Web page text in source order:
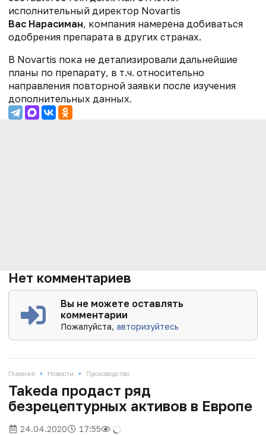
исполнительный директор Novartis
Вас Нарасиман, компания намерена добиваться
одобрения препарата в других странах.
В Novartis пока не детализировали дальнейшие
планы по препарату, в т.ч. относительно
направления повторной заявки после изучения
дополнительных данных.
Нет комментариев
Вы не можете оставлять
комментарии
Пожалуйста,авторизуйтесь
Главная • Новости • Производство
Takeda продаст ряд
безрецептурных активов в Европе
24.04.2020 17:55